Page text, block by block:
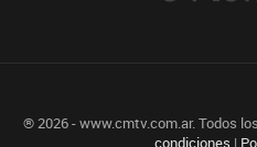
® 2026 - www.cmtv.com.ar. Todos
condiciones |